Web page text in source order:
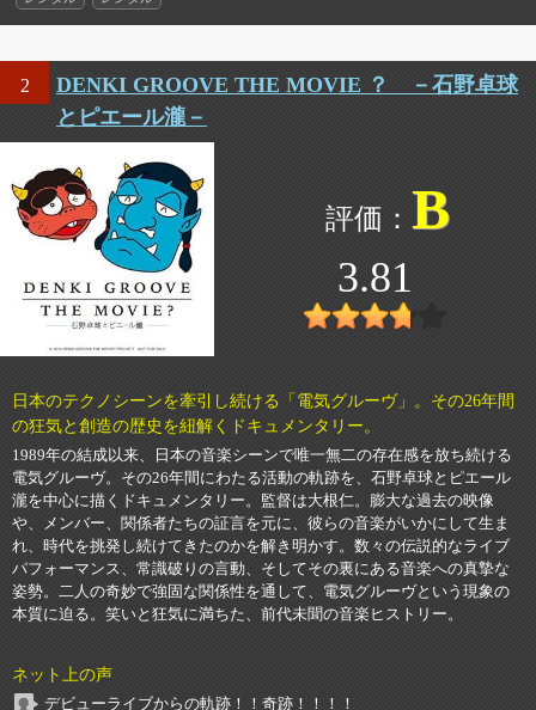
2
DENKI GROOVE THE MOVIE ？ －石野卓球
とピエール瀧－
B
3.81
日本のテクノシーンを牽引し続ける「電気グルーヴ」。その26年間
の狂気と創造の歴史を紐解くドキュメンタリー。
1989年の結成以来、日本の音楽シーンで唯一無二の存在感を放ち続ける
電気グルーヴ。その26年間にわたる活動の軌跡を、石野卓球とピエール
瀧を中心に描くドキュメンタリー。監督は大根仁。膨大な過去の映像
や、メンバー、関係者たちの証言を元に、彼らの音楽がいかにして生ま
れ、時代を挑発し続けてきたのかを解き明かす。数々の伝説的なライブ
パフォーマンス、常識破りの言動、そしてその裏にある音楽への真摯な
姿勢。二人の奇妙で強固な関係性を通して、電気グルーヴという現象の
本質に迫る。笑いと狂気に満ちた、前代未聞の音楽ヒストリー。
ネット上の声
デビューライブからの軌跡！！奇跡！！！！